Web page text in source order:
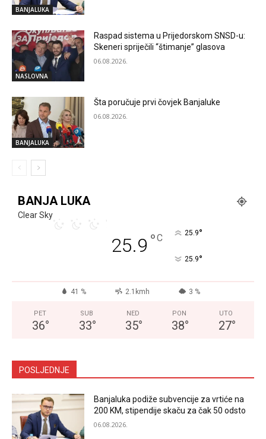
BANJALUKA
NASLOVNA
Raspad sistema u Prijedorskom SNSD-u:
Skeneri spriječili “štimanje” glasova
06.08.2026.
BANJALUKA
Šta poručuje prvi čovjek Banjaluke
06.08.2026.
BANJA LUKA
Clear Sky
25.9 °C 25.9°
25.9°
41 % 2.1kmh 3 %
PET
36°
SUB
33°
NED
35°
PON
38°
UTO
27°
POSLJEDNJE
Banjaluka podiže subvencije za vrtiće na
200 KM, stipendije skaču za čak 50 odsto
06.08.2026.